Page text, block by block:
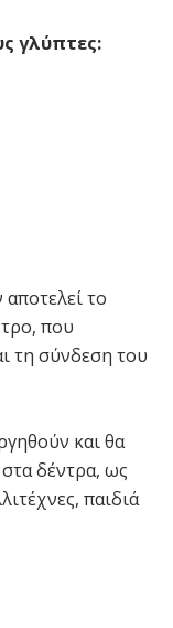
γλύπτες:
το
που
τη σύνδεση του
και θα
δέντρα, ως
παιδιά